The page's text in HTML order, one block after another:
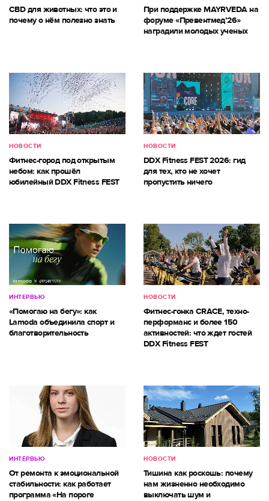
CBD для животных: что это и
почему о нём полезно знать
При поддержке MAYRVEDA на
форуме «Превентмед’26»
наградили молодых ученых
НОВОСТИ
Фитнес-город под открытым
небом: как прошёл
юбилейный DDX Fitness FEST
НОВОСТИ
DDX Fitness FEST 2026: гид
для тех, кто не хочет
пропустить ничего
ИНТЕРВЬЮ
«Помогаю на бегу»: как
Lamoda объединила спорт и
благотворительность
НОВОСТИ
Фитнес-гонка CRACE, техно-
перформанс и более 150
активностей: что ждет гостей
DDX Fitness FEST
ИНТЕРВЬЮ
От ремонта к эмоциональной
стабильности: как работает
программа «На пороге
НОВОСТИ
Тишина как роскошь: почему
нам жизненно необходимо
выключать шум и